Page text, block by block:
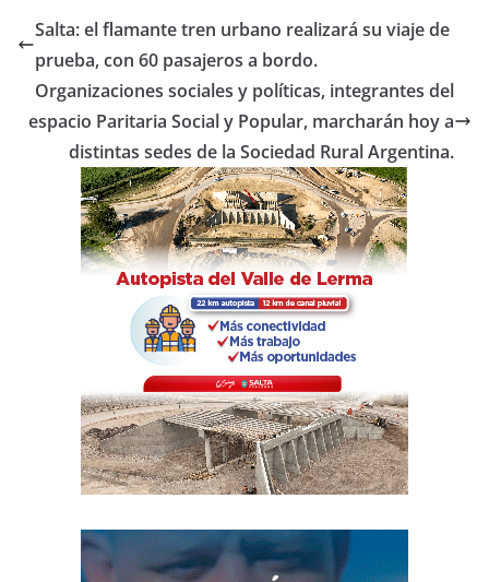
e
b
o
o
k
er s
A
p
p
p
ar
tir
Salta: el flamante tren urbano realizará su viaje de
prueba, con 60 pasajeros a bordo.
Organizaciones sociales y políticas, integrantes del
espacio Paritaria Social y Popular, marcharán hoy a
distintas sedes de la Sociedad Rural Argentina.